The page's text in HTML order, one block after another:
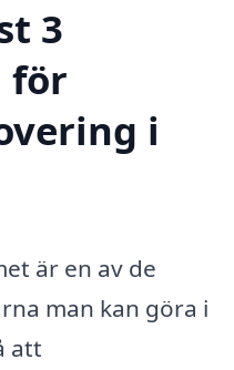
3
för
i
är en av de
man kan göra i
att